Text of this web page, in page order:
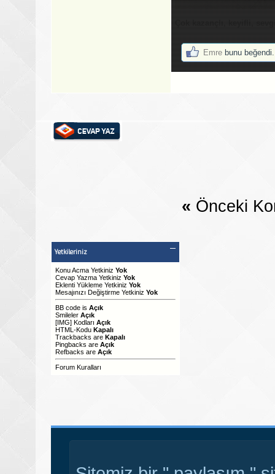
Çok kazançlı, keyifli,
Emre bunu beğendi.
« Önceki
Yetkileriniz
Konu Acma Yetkiniz Yok
Cevap Yazma Yetkiniz Yok
Eklenti Yükleme Yetkiniz Yok
Mesajınızı Değiştirme Yetkiniz Yok
BB code is Açık
Smileler Açık
[IMG] Kodları Açık
HTML-Kodu Kapalı
Trackbacks are Kapalı
Pingbacks are Açık
Refbacks are Açık
Forum Kuralları